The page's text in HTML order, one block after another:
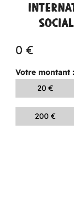
0 €
Votre montant :
20 €
200 €